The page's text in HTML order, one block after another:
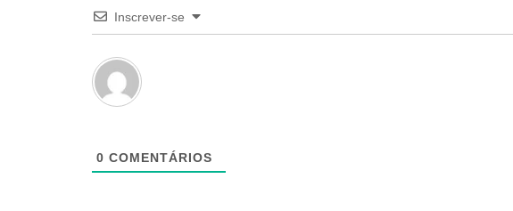
Inscrever-se
0 COMENTÁRIOS